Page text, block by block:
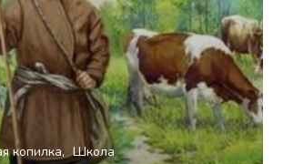
копилка Школа